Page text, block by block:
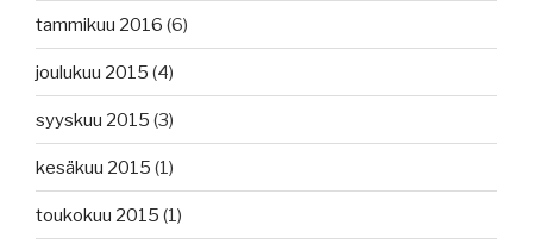
tammikuu 2016 (6)
joulukuu 2015 (4)
syyskuu 2015 (3)
kesäkuu 2015 (1)
toukokuu 2015 (1)